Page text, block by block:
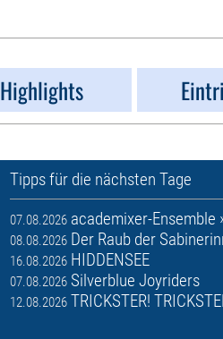
Highlights
Tipps für die nächsten Tage
07.08.2026 academixer-Ensemble
08.08.2026 Der Raub der
16.08.2026 HIDDENSEE
07.08.2026 Silverblue Joyriders
12.08.2026 TRICKSTER!